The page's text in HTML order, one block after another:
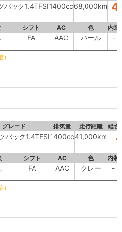
バック1.4TFSI1400cc68,000km
シフト AC 色 内装
FA AAC パール -
グレード 排気量 走行距離 総合
バック1.4TFSI1400cc41,000km
シフト AC 色 内装
FA AAC グレー -